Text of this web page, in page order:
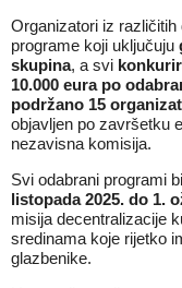
Organizatori iz
programe koji uključuju
skupina, a svi
10.000 eura po
podržano 15
objavljen po završetku
nezavisna komisija.
Svi odabrani programi
listopada 2025. do 1.
misija decentralizacije
sredinama koje rijetko
glazbenike.